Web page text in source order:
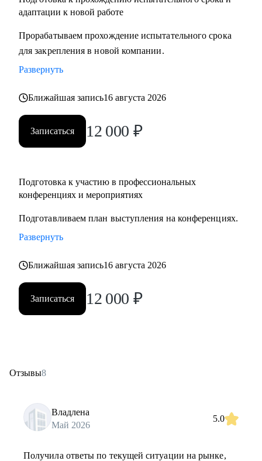
адаптации к новой работе
Прорабатываем прохождение испытательного срока
для закрепления в новой компании.
Развернуть
Ближайшая запись16 августа 2026
Записаться 12 000 ₽
Подготовка к участию в профессиональных
конференциях и мероприятиях
Подготавливаем план выступления на конференциях.
Развернуть
Ближайшая запись16 августа 2026
Записаться 12 000 ₽
Отзывы8
Владлена
Май 2026
5.0
Получила ответы по текущей ситуации на рынке,